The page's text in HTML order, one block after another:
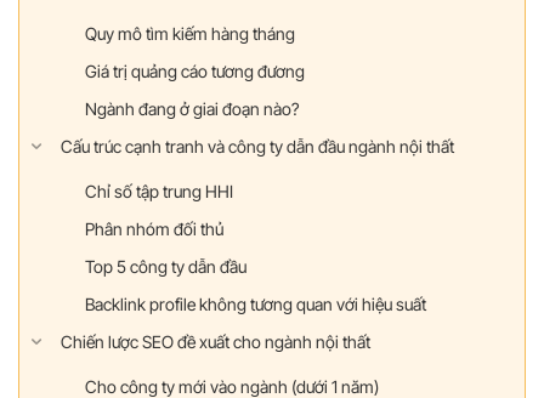
Quy mô tìm kiếm hàng tháng
Giá trị quảng cáo tương đương
Ngành đang ở giai đoạn nào?
Cấu trúc cạnh tranh và công ty dẫn đầu ngành nội thất
Chỉ số tập trung HHI
Phân nhóm đối thủ
Top 5 công ty dẫn đầu
Backlink profile không tương quan với hiệu suất
Chiến lược SEO đề xuất cho ngành nội thất
Cho công ty mới vào ngành (dưới 1 năm)